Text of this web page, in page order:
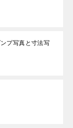
プ写真と寸法写